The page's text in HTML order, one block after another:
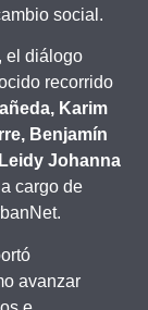
social.
, el diálogo
recorrido
Karim
Benjamín
Leidy Johanna
cargo de
avanzar